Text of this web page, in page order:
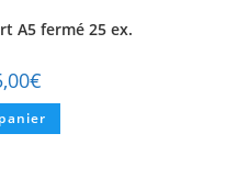
A5 fermé 25 ex.
€